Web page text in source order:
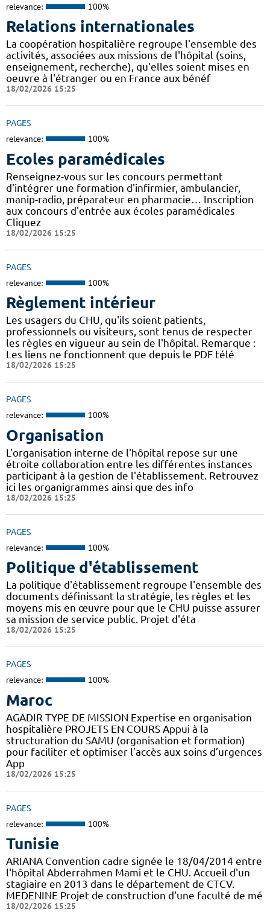
relevance: 100%
Relations internationales
La coopération hospitalière regroupe l'ensemble des
activités, associées aux missions de l'hôpital (soins,
enseignement, recherche), qu'elles soient mises en
oeuvre à l'étranger ou en France aux bénéf
18/02/2026 15:25
PAGES
relevance: 100%
Ecoles paramédicales
Renseignez-vous sur les concours permettant
d'intégrer une formation d'infirmier, ambulancier,
manip-radio, préparateur en pharmacie… Inscription
aux concours d'entrée aux écoles paramédicales
Cliquez
18/02/2026 15:25
PAGES
relevance: 100%
Règlement intérieur
Les usagers du CHU, qu'ils soient patients,
professionnels ou visiteurs, sont tenus de respecter
les règles en vigueur au sein de l'hôpital. Remarque :
Les liens ne fonctionnent que depuis le PDF télé
18/02/2026 15:25
PAGES
relevance: 100%
Organisation
L'organisation interne de l'hôpital repose sur une
étroite collaboration entre les différentes instances
participant à la gestion de l'établissement. Retrouvez
ici les organigrammes ainsi que des info
18/02/2026 15:25
PAGES
relevance: 100%
Politique d'établissement
La politique d'établissement regroupe l'ensemble des
documents définissant la stratégie, les règles et les
moyens mis en œuvre pour que le CHU puisse assurer
sa mission de service public. Projet d'éta
18/02/2026 15:25
PAGES
relevance: 100%
Maroc
AGADIR TYPE DE MISSION Expertise en organisation
hospitalière PROJETS EN COURS Appui à la
structuration du SAMU (organisation et formation)
pour faciliter et optimiser l’accès aux soins d’urgences
App
18/02/2026 15:25
PAGES
relevance: 100%
Tunisie
ARIANA Convention cadre signée le 18/04/2014 entre
l'hôpital Abderrahmen Mami et le CHU. Accueil d'un
stagiaire en 2013 dans le département de CTCV.
MEDENINE Projet de construction d'une faculté de mé
18/02/2026 15:25